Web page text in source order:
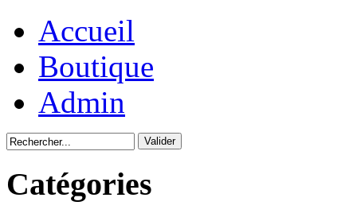
Accueil
Boutique
Admin
Catégories